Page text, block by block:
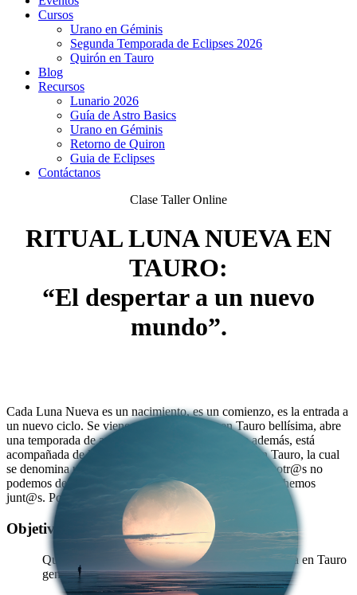
Cursos
Urano en Géminis
Segunda Temporada de Eclipses 2026
Quirón en Tauro
Blog
Recursos
Lunario 2026
Guía de Astro Basics
Urano en Géminis
Retorno de Quiron
Guia de Eclipses
Contáctanos
Clase Taller Online
RITUAL LUNA NUEVA EN
TAURO:
“El despertar a un nuevo
mundo”.
Cada Luna Nueva es un nacimiento, es un comienzo, es la entrada a
un nuevo ciclo. Se viene una Luna Nueva en Tauro bellísima, abre
una temporada de apertura a la abundancia. Que además, está
acompañada de la gran conjunción Urano Júpiter en Tauro, la cual
se denomina un dinamo de creatividad, entonces, Nosotr@s no
podemos dejar que esta energía pase sin que la aprovechemos
junt@s. Por eso hemos creado este taller ONLINE.
Objetivos
Que los participantes aclaren lo que la Luna Nueva en Tauro
genera y lo tenemos disponible.